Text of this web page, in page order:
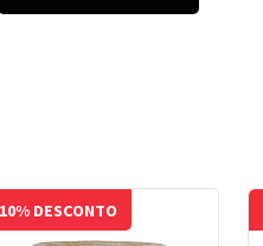
DESCONTO